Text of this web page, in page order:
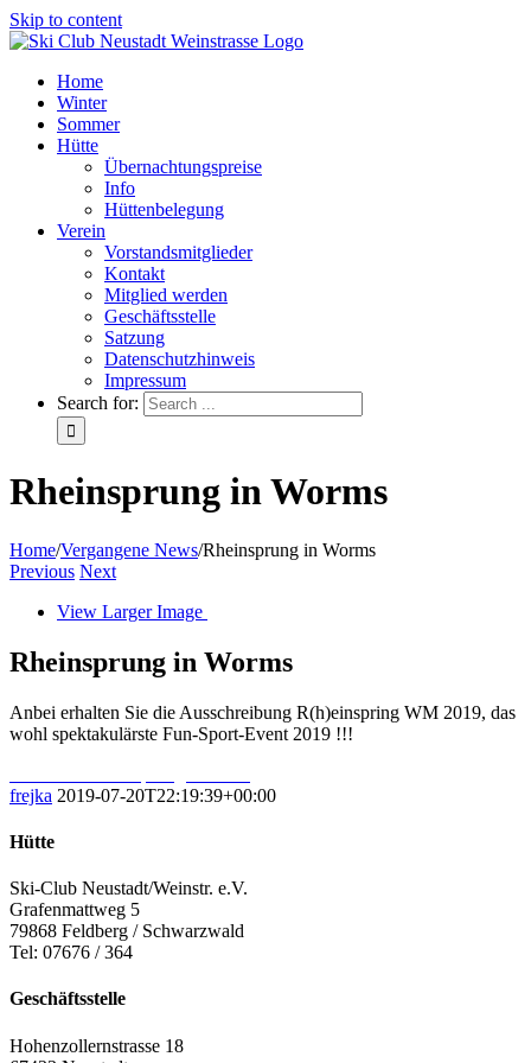
Skip to content
Home
Winter
Sommer
Hütte
Übernachtungspreise
Info
Hüttenbelegung
Verein
Vorstandsmitglieder
Kontakt
Mitglied werden
Geschäftsstelle
Satzung
Datenschutzhinweis
Impressum
Search for:
Rheinsprung in Worms
Home/Vergangene News/Rheinsprung in Worms
Previous Next
View Larger Image
Rheinsprung in Worms
Anbei erhalten Sie die Ausschreibung R(h)einspring WM 2019, das
wohl spektakulärste Fun-Sport-Event 2019 !!!
frejka 2019-07-20T22:19:39+00:00
Hütte
Ski-Club Neustadt/Weinstr. e.V.
Grafenmattweg 5
79868 Feldberg / Schwarzwald
Tel: 07676 / 364
Geschäftsstelle
Hohenzollernstrasse 18